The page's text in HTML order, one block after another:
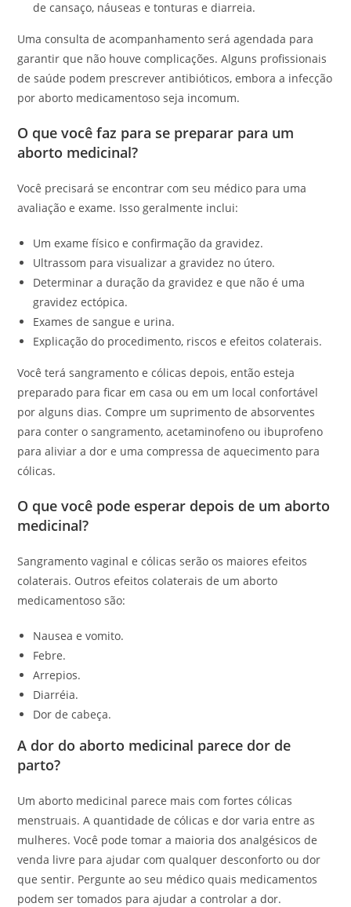
de cansaço, náuseas e tonturas e diarreia.
Uma consulta de acompanhamento será agendada para
garantir que não houve complicações. Alguns profissionais
de saúde podem prescrever antibióticos, embora a infecção
por aborto medicamentoso seja incomum.
O que você faz para se preparar para um
aborto medicinal?
Você precisará se encontrar com seu médico para uma
avaliação e exame. Isso geralmente inclui:
Um exame físico e confirmação da gravidez.
Ultrassom para visualizar a gravidez no útero.
Determinar a duração da gravidez e que não é uma
gravidez ectópica.
Exames de sangue e urina.
Explicação do procedimento, riscos e efeitos colaterais.
Você terá sangramento e cólicas depois, então esteja
preparado para ficar em casa ou em um local confortável
por alguns dias. Compre um suprimento de absorventes
para conter o sangramento, acetaminofeno ou ibuprofeno
para aliviar a dor e uma compressa de aquecimento para
cólicas.
O que você pode esperar depois de um aborto
medicinal?
Sangramento vaginal e cólicas serão os maiores efeitos
colaterais. Outros efeitos colaterais de um aborto
medicamentoso são:
Nausea e vomito.
Febre.
Arrepios.
Diarréia.
Dor de cabeça.
A dor do aborto medicinal parece dor de
parto?
Um aborto medicinal parece mais com fortes cólicas
menstruais. A quantidade de cólicas e dor varia entre as
mulheres. Você pode tomar a maioria dos analgésicos de
venda livre para ajudar com qualquer desconforto ou dor
que sentir. Pergunte ao seu médico quais medicamentos
podem ser tomados para ajudar a controlar a dor.